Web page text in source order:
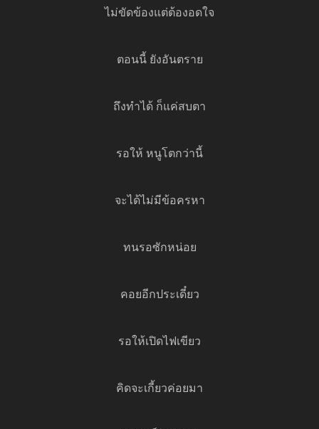
ไม่ขัดข้องแต่ต้องอดใจ
ตอนนี้ ยังอันตราย
ถึงทำได้ ก็แค่สบตา
รอให้ หนูโตกว่านี้
จะได้ไม่มีข้อครหา
ทนรอซักหน่อย
คอยอีกประเดี๋ยว
รอให้เปิดไฟเขียว
คิดจะเกี้ยวค่อยมา